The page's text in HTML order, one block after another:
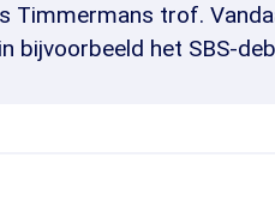
Timmermans trof.
bijvoorbeeld het SBS-